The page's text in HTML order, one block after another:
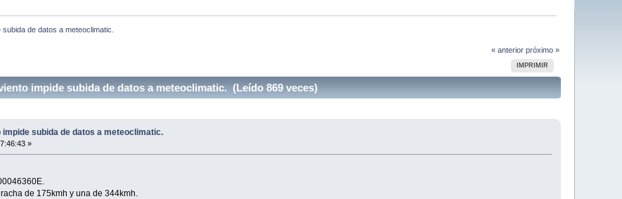
de datos a meteoclimatic.
« anterior próximo »
IMPRIMIR
impide subida de datos a meteoclimatic. (Leído 869 veces)
subida de datos a meteoclimatic.
»
de 175kmh y una de 344kmh.